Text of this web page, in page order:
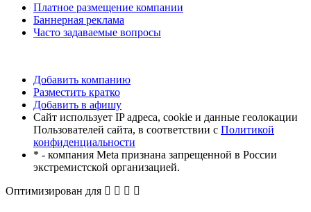
Платное размещение компании
Баннерная реклама
Часто задаваемые вопросы
Добавить компанию
Разместить кратко
Добавить в афишу
Сайт использует IP адреса, cookie и данные геолокации
Пользователей сайта, в соответствии с Политикой
конфиденциальности
* - компания Meta признана запрещенной в России
экстремистской организацией.
Оптимизирован для